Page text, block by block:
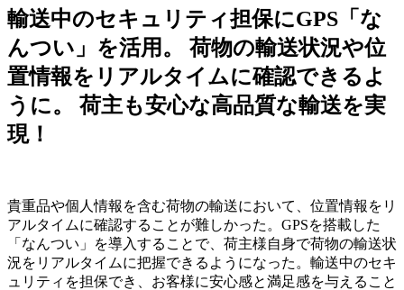
輸送中のセキュリティ担保にGPS「な
んつい」を活用。 荷物の輸送状況や位
置情報をリアルタイムに確認できるよ
うに。 荷主も安心な高品質な輸送を実
現！
貴重品や個人情報を含む荷物の輸送において、位置情報をリ
アルタイムに確認することが難しかった。GPSを搭載した
「なんつい」を導入することで、荷主様自身で荷物の輸送状
況をリアルタイムに把握できるようになった。輸送中のセキ
ュリティを担保でき、お客様に安心感と満足感を与えること